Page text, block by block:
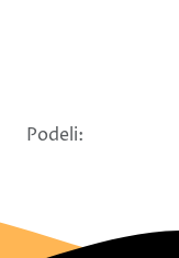
Podeli: